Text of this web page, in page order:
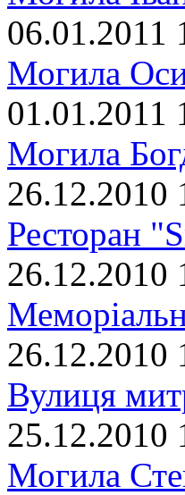
06.01.2011
Могила
01.01.2011
Могила
26.12.2010
Ресторан
26.12.2010
26.12.2010
Вулиця
25.12.2010
Могила